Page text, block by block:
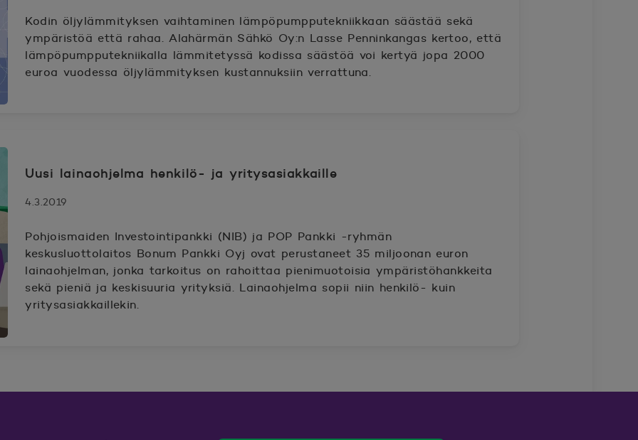
Kodin öljylämmityksen vaihtaminen lämpöpumpputekniikkaan säästää sekä
ympäristöä että rahaa. Alahärmän Sähkö Oy:n Lasse Penninkangas kertoo, että
lämpöpumpputekniikalla lämmitetyssä kodissa säästöä voi kertyä jopa 2000
euroa vuodessa öljylämmityksen kustannuksiin verrattuna.
Uusi lainaohjelma henkilö- ja yritysasiakkaille
4.3.2019
Pohjoismaiden Investointipankki (NIB) ja POP Pankki -ryhmän
keskusluottolaitos Bonum Pankki Oyj ovat perustaneet 35 miljoonan euron
lainaohjelman, jonka tarkoitus on rahoittaa pienimuotoisia ympäristöhankkeita
sekä pieniä ja keskisuuria yrityksiä. Lainaohjelma sopii niin henkilö- kuin
yritysasiakkaillekin.